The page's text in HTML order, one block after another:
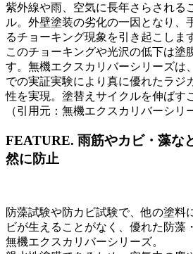
紫外線や雨、空気に長年さらされる
ル。外壁塗装の劣化の一因となり、
るチョーキング現象を引き起こしま
このチョーキングや光沢の低下は塗
す。無機エクスカリバーシリーズは
での実証実験により真に優れたラジ
性を実現。塗替えサイクルを伸ばす
（引用元：無機エクスカリバーシリ
FEATURE. 雨筋やカビ・藻な
然に防止
防藻試験や防カビ試験で、他の塗料
ビが生えることがなく、優れた防藻
無機エクスカリバーシリーズ。